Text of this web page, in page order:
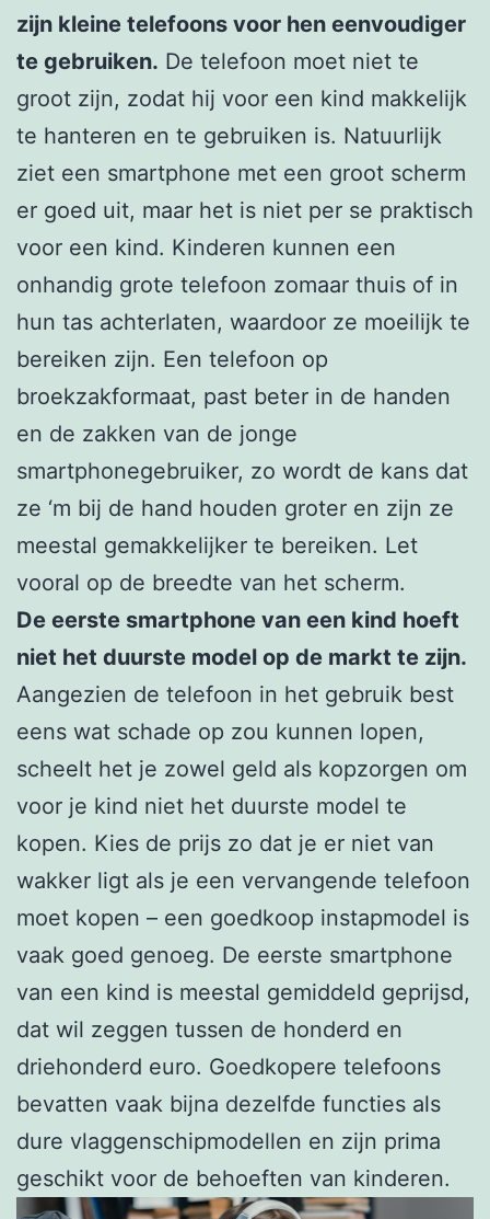
zijn kleine telefoons voor hen eenvoudiger
te gebruiken. De telefoon moet niet te
groot zijn, zodat hij voor een kind makkelijk
te hanteren en te gebruiken is. Natuurlijk
ziet een smartphone met een groot scherm
er goed uit, maar het is niet per se praktisch
voor een kind. Kinderen kunnen een
onhandig grote telefoon zomaar thuis of in
hun tas achterlaten, waardoor ze moeilijk te
bereiken zijn. Een telefoon op
broekzakformaat, past beter in de handen
en de zakken van de jonge
smartphonegebruiker, zo wordt de kans dat
ze ‘m bij de hand houden groter en zijn ze
meestal gemakkelijker te bereiken. Let
vooral op de breedte van het scherm.
De eerste smartphone van een kind hoeft
niet het duurste model op de markt te zijn.
Aangezien de telefoon in het gebruik best
eens wat schade op zou kunnen lopen,
scheelt het je zowel geld als kopzorgen om
voor je kind niet het duurste model te
kopen. Kies de prijs zo dat je er niet van
wakker ligt als je een vervangende telefoon
moet kopen – een goedkoop instapmodel is
vaak goed genoeg. De eerste smartphone
van een kind is meestal gemiddeld geprijsd,
dat wil zeggen tussen de honderd en
driehonderd euro. Goedkopere telefoons
bevatten vaak bijna dezelfde functies als
dure vlaggenschipmodellen en zijn prima
geschikt voor de behoeften van kinderen.